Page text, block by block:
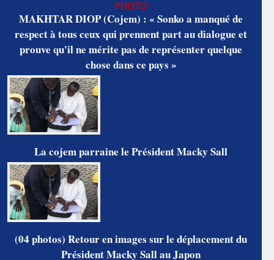
PHOTO
MAKHTAR DIOP (Cojem) : « Sonko a manqué de
respect à tous ceux qui prennent part au dialogue et
prouve qu'il ne mérite pas de représenter quelque
chose dans ce pays »
La cojem parraine le Président Macky Sall
(04 photos) Retour en images sur le déplacement du
Président Macky Sall au Japon